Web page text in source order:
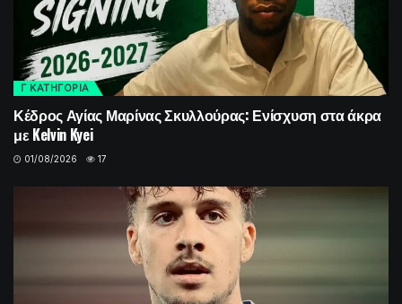
Γ ΚΑΤΗΓΟΡΙΑ
Κέδρος Αγίας Μαρίνας Σκυλλούρας: Ενίσχυση στα άκρα
με Kelvin Kyei
01/08/2026 17